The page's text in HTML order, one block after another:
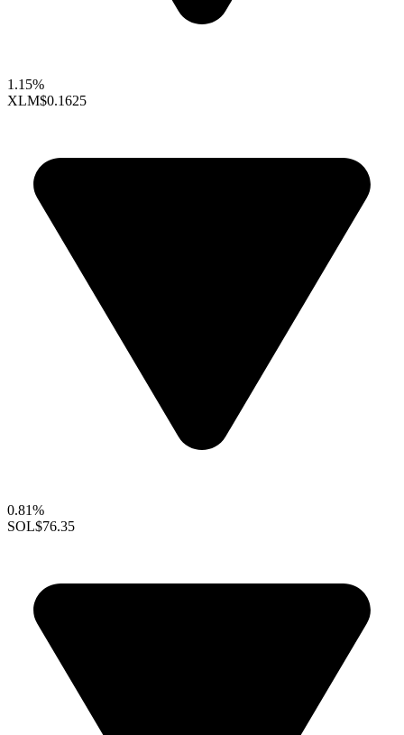
1.15%
XLM$0.1625
0.81%
SOL$76.35